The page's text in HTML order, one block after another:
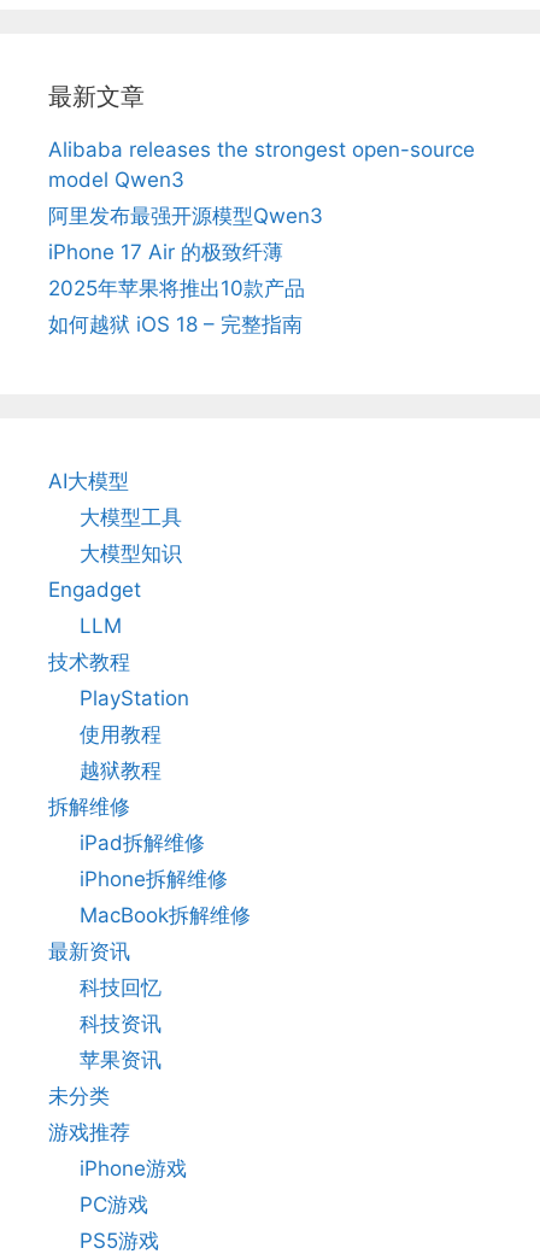
最新文章
Alibaba releases the strongest open-source
model Qwen3
阿里发布最强开源模型Qwen3
iPhone 17 Air 的极致纤薄
2025年苹果将推出10款产品
如何越狱 iOS 18 – 完整指南
AI大模型
大模型工具
大模型知识
Engadget
LLM
技术教程
PlayStation
使用教程
越狱教程
拆解维修
iPad拆解维修
iPhone拆解维修
MacBook拆解维修
最新资讯
科技回忆
科技资讯
苹果资讯
未分类
游戏推荐
iPhone游戏
PC游戏
PS5游戏